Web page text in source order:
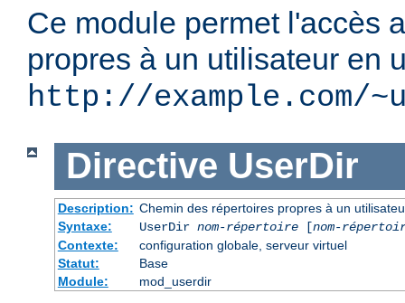
Ce module permet l'accès
propres à un utilisateur en
http://example.com/
Directive UserDir
Description: Chemin des répertoires propres à un
Syntaxe:
UserDir nom-répertoire[nom-
Contexte:
configuration globale, serveur virtuel
Statut:
Base
Module:
mod_userdir